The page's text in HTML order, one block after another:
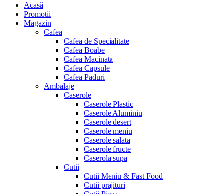
Menu
Acasă
Promotii
Magazin
Cafea
Cafea de Specialitate
Cafea Boabe
Cafea Macinata
Cafea Capsule
Cafea Paduri
Ambalaje
Caserole
Caserole Plastic
Caserole Aluminiu
Caserole desert
Caserole meniu
Caserole salata
Caserole fructe
Caserola supa
Cutii
Cutii Meniu & Fast Food
Cutii prajituri